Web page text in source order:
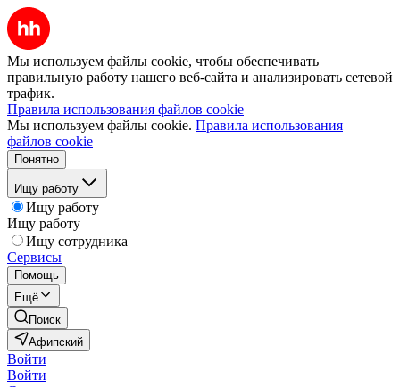
Мы используем файлы cookie, чтобы обеспечивать
правильную работу нашего веб-сайта и анализировать сетевой
трафик.
Правила использования файлов cookie
Мы используем файлы cookie. Правила использования
файлов cookie
Понятно
Ищу работу
Ищу работу
Ищу работу
Ищу сотрудника
Сервисы
Помощь
Ещё
Поиск
Афипский
Войти
Войти